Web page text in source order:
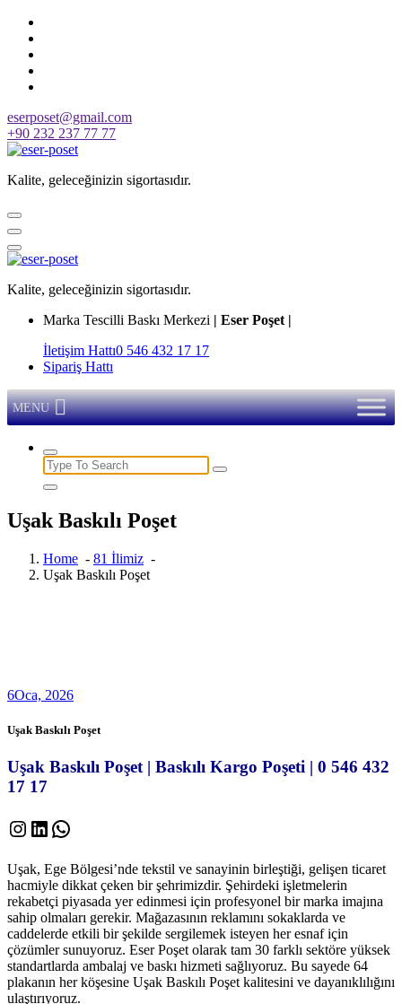
Skip
content
eserposet@gmail.com
+90 232 237 77 77
Kalite, geleceğinizin sigortasıdır.
Kalite, geleceğinizin sigortasıdır.
Marka Tescilli Baskı Merkezi | Eser Poşet |
İletişim Hattı0 546 432 17 17
Sipariş Hattı
MENU
Search
for:
Uşak Baskılı Poşet
Home - 81 İlimiz -
Uşak Baskılı Poşet
6Oca, 2026
Uşak Baskılı Poşet
Uşak Baskılı Poşet | Baskılı Kargo Poşeti | 0 546 432
17 17
Instagram
LinkedIn
WhatsApp
Uşak, Ege Bölgesi’nde tekstil ve sanayinin birleştiği, gelişen ticaret
hacmiyle dikkat çeken bir şehrimizdir. Şehirdeki işletmelerin
rekabetçi piyasada yer edinmesi için profesyonel bir marka imajına
sahip olmaları gerekir. Mağazasının reklamını sokaklarda ve
caddelerde etkili bir şekilde sergilemek isteyen her esnaf için
çözümler sunuyoruz. Eser Poşet olarak tam 30 farklı sektöre yüksek
standartlarda ambalaj ve baskı hizmeti sağlıyoruz. Bu sayede 64
plakanın her köşesine Uşak Baskılı Poşet kalitesini ve dayanıklılığını
ulaştırıyoruz.